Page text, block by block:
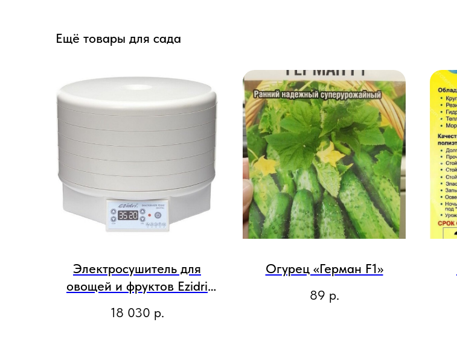
Ещё товары для сада
Электросушитель для
овощей и фруктов Ezidri
Snackmaker FD500 Digital
18 030 р.
Огурец «Герман F1»
89 р.